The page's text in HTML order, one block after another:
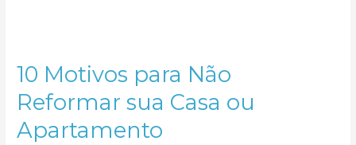
10 Motivos para Não
Reformar sua Casa ou
Apartamento